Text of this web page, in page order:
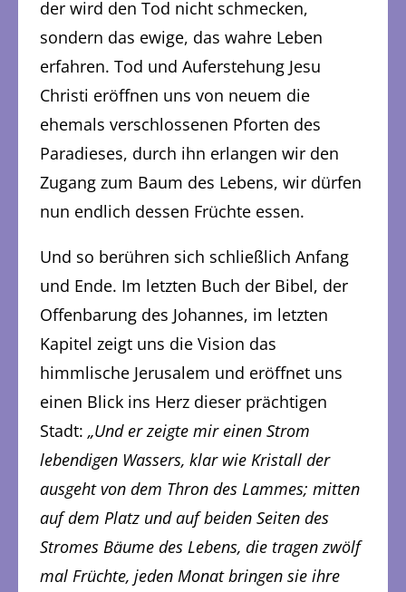
der wird den Tod nicht schmecken,
sondern das ewige, das wahre Leben
erfahren. Tod und Auferstehung Jesu
Christi eröffnen uns von neuem die
ehemals verschlossenen Pforten des
Paradieses, durch ihn erlangen wir den
Zugang zum Baum des Lebens, wir dürfen
nun endlich dessen Früchte essen.
Und so berühren sich schließlich Anfang
und Ende. Im letzten Buch der Bibel, der
Offenbarung des Johannes, im letzten
Kapitel zeigt uns die Vision das
himmlische Jerusalem und eröffnet uns
einen Blick ins Herz dieser prächtigen
Stadt: „Und er zeigte mir einen Strom
lebendigen Wassers, klar wie Kristall der
ausgeht von dem Thron des Lammes; mitten
auf dem Platz und auf beiden Seiten des
Stromes Bäume des Lebens, die tragen zwölf
mal Früchte, jeden Monat bringen sie ihre